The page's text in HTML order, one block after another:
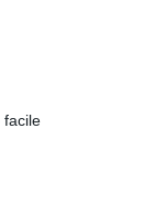
facile